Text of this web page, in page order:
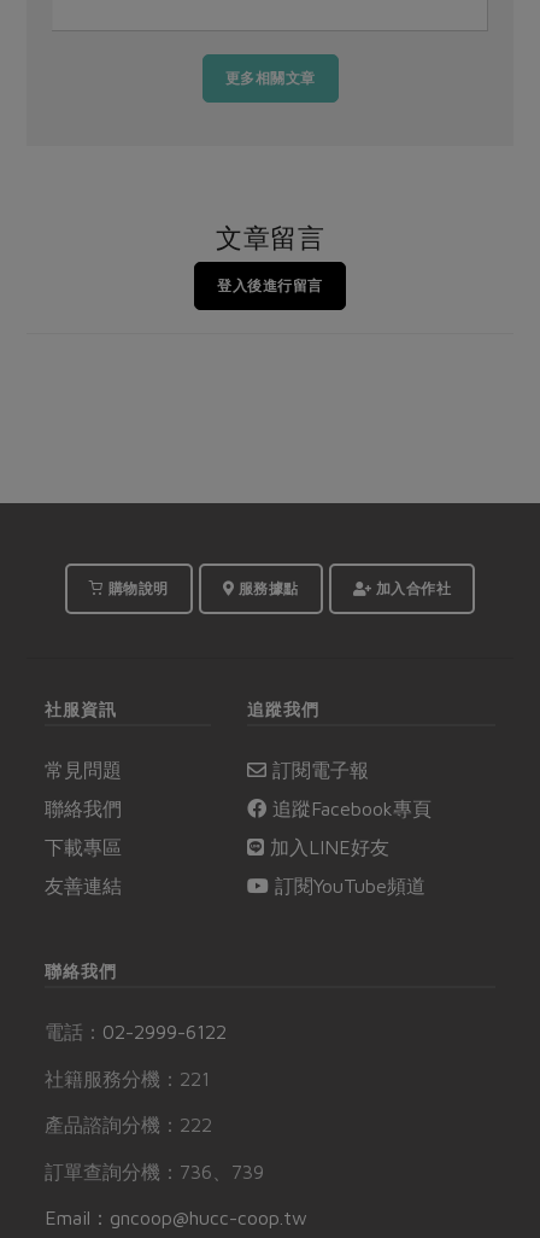
更多相關文章
文章留言
登入後進行留言
購物說明 服務據點 加入合作社
社服資訊
常見問題
聯絡我們
下載專區
友善連結
追蹤我們
訂閱電子報
追蹤Facebook專頁
加入LINE好友
訂閱YouTube頻道
聯絡我們
電話： 02-2999-6122
社籍服務分機：221
產品諮詢分機：222
訂單查詢分機：736、739
Email：gncoop@hucc-coop.tw